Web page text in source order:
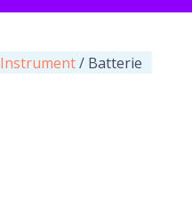
Instrument/ Batterie